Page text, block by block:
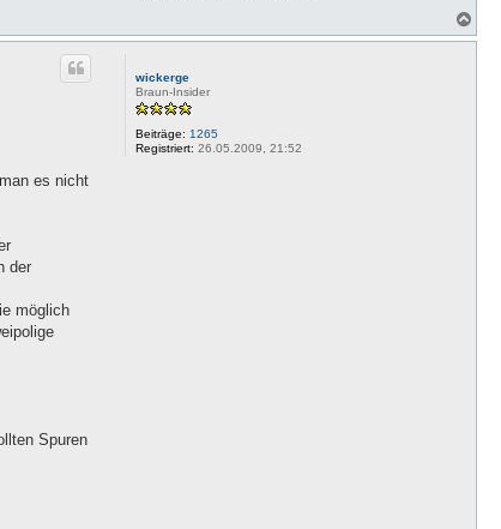
a
wickerge
Braun-Insider
Beiträge: 1265
Registriert: 26.05.2009, 21:52
es nicht
der
möglich
Spuren